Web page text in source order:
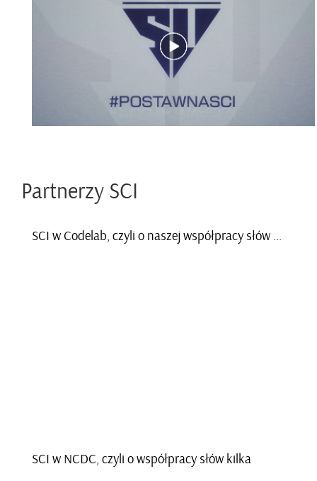
Part­ne­rzy SCI
SCI w Co­de­lab, czyli o na­szej współ­pra­cy słów kilka i nie tylko...
SCI w NCDC, czyli o współ­pra­cy słów kilka